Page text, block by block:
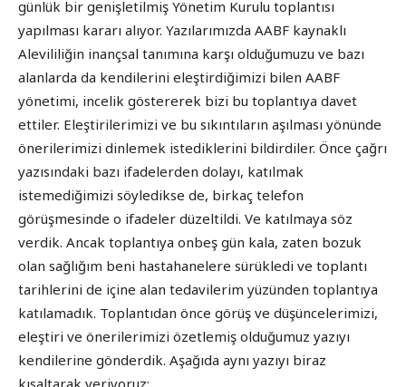
günlük bir genişletilmiş Yönetim Kurulu toplantısı
yapılması kararı alıyor. Yazılarımızda AABF kaynaklı
Alevililiğin inançsal tanımına karşı olduğumuzu ve bazı
alanlarda da kendilerini eleştirdiğimizi bilen AABF
yönetimi, incelik göstererek bizi bu toplantıya davet
ettiler. Eleştirilerimizi ve bu sıkıntıların aşılması yönünde
önerilerimizi dinlemek istediklerini bildirdiler. Önce çağrı
yazısındaki bazı ifadelerden dolayı, katılmak
istemediğimizi söyledikse de, birkaç telefon
görüşmesinde o ifadeler düzeltildi. Ve katılmaya söz
verdik. Ancak toplantıya onbeş gün kala, zaten bozuk
olan sağlığım beni hastahanelere sürükledi ve toplantı
tarihlerini de içine alan tedavilerim yüzünden toplantıya
katılamadık. Toplantıdan önce görüş ve düşüncelerimizi,
eleştiri ve önerilerimizi özetlemiş olduğumuz yazıyı
kendilerine gönderdik. Aşağıda aynı yazıyı biraz